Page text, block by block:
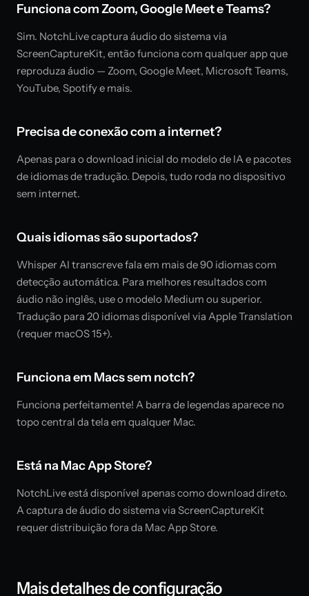
Funciona com Zoom, Google Meet e Teams?
Sim. NotchLive captura áudio do sistema via
ScreenCaptureKit, então funciona com qualquer app que
reproduza áudio — Zoom, Google Meet, Microsoft Teams,
YouTube, Spotify e mais.
Precisa de conexão com a internet?
Apenas para o download inicial do modelo de IA e pacotes
de idiomas de tradução. Depois, tudo roda no dispositivo
sem internet.
Quais idiomas são suportados?
Whisper AI transcreve fala em mais de 90 idiomas com
detecção automática. Para melhores resultados com
áudio não inglês, use o modelo Medium ou superior.
Tradução para 20 idiomas disponível via Apple Translation
(requer macOS 15+).
Funciona em Macs sem notch?
Funciona perfeitamente! A barra de legendas aparece no
topo central da tela em qualquer Mac.
Está na Mac App Store?
NotchLive está disponível apenas como download direto.
A captura de áudio do sistema via ScreenCaptureKit
requer distribuição fora da Mac App Store.
Mais detalhes de configuração